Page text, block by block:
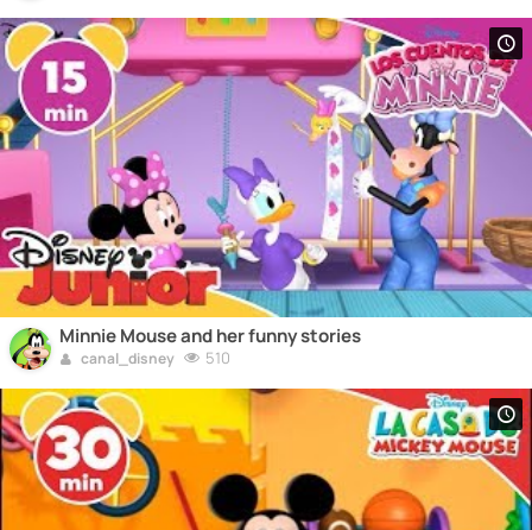
Minnie Mouse and her funny stories
canal_disney 510